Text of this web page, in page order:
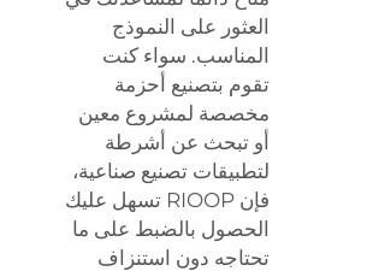
العثور على النموذج
المناسب. سواء كنت
تقوم بتصنيع أحزمة
مخصصة لمشروع معين
أو تبحث عن أشرطة
لتطبيقات تصنيع صناعية،
فإن RIOOP تسهل عليك
الحصول بالضبط على ما
تحتاجه دون استنزاف